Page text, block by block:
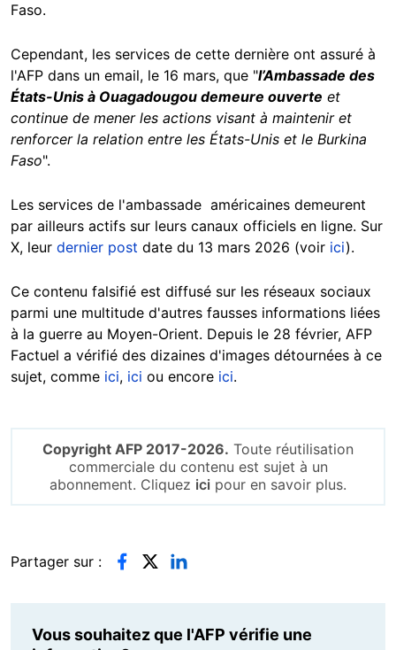
Faso.
Cependant, les services de cette dernière ont assuré à
l'AFP dans un email, le 16 mars, que "l’Ambassade des
États-Unis à Ouagadougou demeure ouverte et
continue de mener les actions visant à maintenir et
renforcer la relation entre les États-Unis et le Burkina
Faso".
Les services de l'ambassade américaines demeurent
par ailleurs actifs sur leurs canaux officiels en ligne. Sur
X, leur dernier post date du 13 mars 2026 (voir ici).
Ce contenu falsifié est diffusé sur les réseaux sociaux
parmi une multitude d'autres fausses informations liées
à la guerre au Moyen-Orient. Depuis le 28 février, AFP
Factuel a vérifié des dizaines d'images détournées à ce
sujet, comme ici, ici ou encore ici.
Copyright AFP 2017-2026. Toute réutilisation
commerciale du contenu est sujet à un
abonnement. Cliquez ici pour en savoir plus.
Partager sur :
Vous souhaitez que l'AFP vérifie une